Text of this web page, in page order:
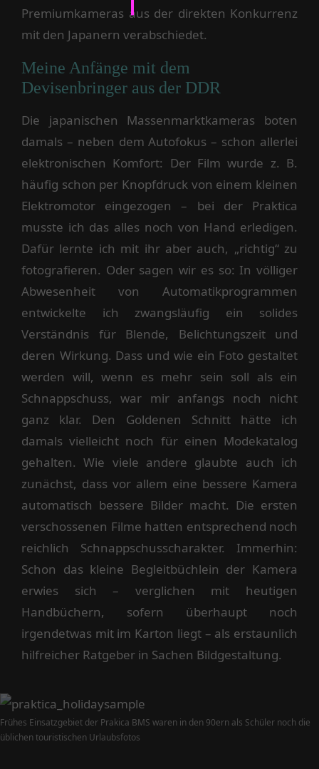
Premiumkameras aus der direkten Konkurrenz
mit den Japanern verabschiedet.
Meine Anfänge mit dem
Devisenbringer aus der DDR
Die japanischen Massenmarktkameras boten
damals – neben dem Autofokus – schon allerlei
elektronischen Komfort: Der Film wurde z. B.
häufig schon per Knopfdruck von einem kleinen
Elektromotor eingezogen – bei der Praktica
musste ich das alles noch von Hand erledigen.
Dafür lernte ich mit ihr aber auch, „richtig“ zu
fotografieren. Oder sagen wir es so: In völliger
Abwesenheit von Automatikprogrammen
entwickelte ich zwangsläufig ein solides
Verständnis für Blende, Belichtungszeit und
deren Wirkung. Dass und wie ein Foto gestaltet
werden will, wenn es mehr sein soll als ein
Schnappschuss, war mir anfangs noch nicht
ganz klar. Den Goldenen Schnitt hätte ich
damals vielleicht noch für einen Modekatalog
gehalten. Wie viele andere glaubte auch ich
zunächst, dass vor allem eine bessere Kamera
automatisch bessere Bilder macht. Die ersten
verschossenen Filme hatten entsprechend noch
reichlich Schnappschusscharakter. Immerhin:
Schon das kleine Begleitbüchlein der Kamera
erwies sich – verglichen mit heutigen
Handbüchern, sofern überhaupt noch
irgendetwas mit im Karton liegt – als erstaunlich
hilfreicher Ratgeber in Sachen Bildgestaltung.
Frühes Einsatzgebiet der Prakica BMS waren in den 90ern als Schüler noch die
üblichen touristischen Urlaubsfotos